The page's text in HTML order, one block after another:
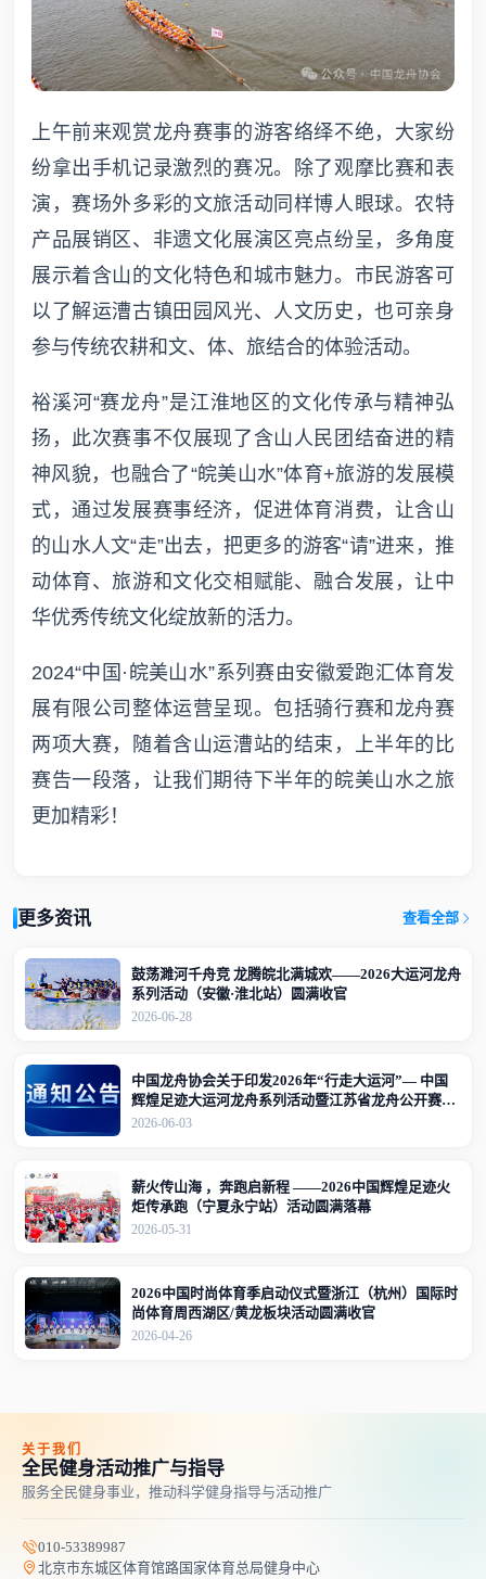
上午前来观赏龙舟赛事的游客络绎不绝，大家纷
纷拿出手机记录激烈的赛况。除了观摩比赛和表
演，赛场外多彩的文旅活动同样博人眼球。农特
产品展销区、非遗文化展演区亮点纷呈，多角度
展示着含山的文化特色和城市魅力。市民游客可
以了解运漕古镇田园风光、人文历史，也可亲身
参与传统农耕和文、体、旅结合的体验活动。
裕溪河“赛龙舟”是江淮地区的文化传承与精神弘
扬，此次赛事不仅展现了含山人民团结奋进的精
神风貌，也融合了“皖美山水”体育+旅游的发展模
式，通过发展赛事经济，促进体育消费，让含山
的山水人文“走”出去，把更多的游客“请”进来，推
动体育、旅游和文化交相赋能、融合发展，让中
华优秀传统文化绽放新的活力。
2024“中国·皖美山水”系列赛由安徽爱跑汇体育发
展有限公司整体运营呈现。包括骑行赛和龙舟赛
两项大赛，随着含山运漕站的结束，上半年的比
赛告一段落，让我们期待下半年的皖美山水之旅
更加精彩！
更多资讯 查看全部
鼓荡濉河千舟竞 龙腾皖北满城欢——2026大运河龙舟
系列活动（安徽·淮北站）圆满收官
2026-06-28
中国龙舟协会关于印发2026年“行走大运河”— 中国
辉煌足迹大运河龙舟系列活动暨江苏省龙舟公开赛
（江苏·宜兴站）竞赛规程的通知
2026-06-03
薪火传山海 ，奔跑启新程 ——2026中国辉煌足迹火
炬传承跑（宁夏永宁站）活动圆满落幕
2026-05-31
2026中国时尚体育季启动仪式暨浙江（杭州）国际时
尚体育周西湖区/黄龙板块活动圆满收官
2026-04-26
关于我们
全民健身活动推广与指导
服务全民健身事业，推动科学健身指导与活动推广
010-53389987
北京市东城区体育馆路国家体育总局健身中心